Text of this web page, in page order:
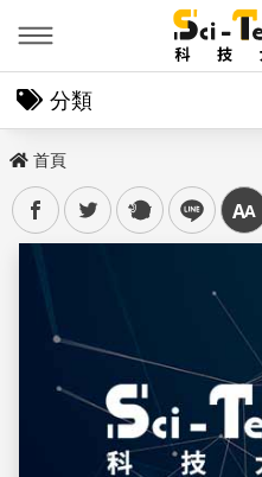
分類
首頁
facebooktwitter plurk line 中